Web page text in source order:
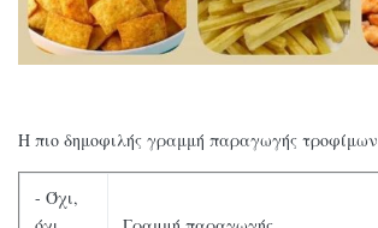
Η πιο δημοφιλής γραμμή παραγωγής τροφίμων
- Όχι,